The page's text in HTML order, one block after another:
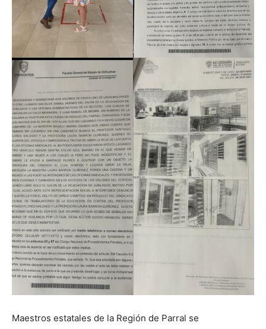
Maestros estatales de la Región de Parral se